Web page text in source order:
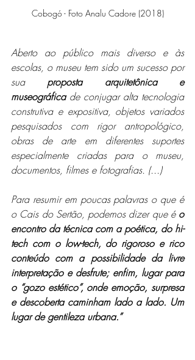
Cobogó - Foto Analu Cadore (2018)
Aberto ao público mais diverso e às
escolas, o museu tem sido um sucesso por
sua proposta arquitetônica e
museográfica de conjugar alta tecnologia
construtiva e expositiva, objetos variados
pesquisados com rigor antropológico,
obras de arte em diferentes suportes
especialmente criadas para o museu,
documentos, filmes e fotografias. (...)
Para resumir em poucas palavras o que é
o Cais do Sertão, podemos dizer que é o
encontro da técnica com a poética, do hi-
tech com o low-tech, do rigoroso e rico
conteúdo com a possibilidade da livre
interpretação e desfrute; enfim, lugar para
o “gozo estético”, onde emoção, surpresa
e descoberta caminham lado a lado. Um
lugar de gentileza urbana.”